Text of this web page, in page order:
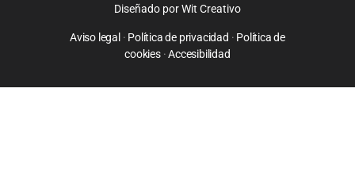
Diseñado porWit Creativo
Aviso legal · Política de privacidad · Política de
cookies·Accesibilidad